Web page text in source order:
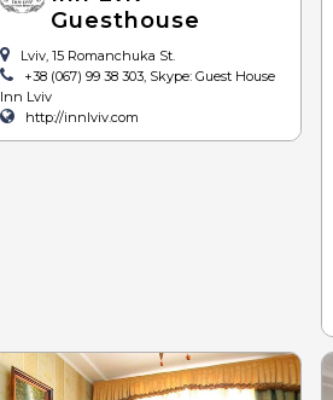
піца
суші
барбекю (шашлик,
Guesthouse
Lviv, 15 Romanchuka St.
+38 (067) 99 38 303, Skype: Guest House
Inn Lviv
http://innlviv.com